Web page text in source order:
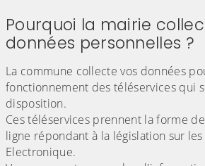
Pourquoi la mairie
données personnelles ?
La commune collecte vos données
fonctionnement des téléservices qui
disposition.
Ces téléservices prennent la forme
ligne répondant à la législation sur les
Electronique.